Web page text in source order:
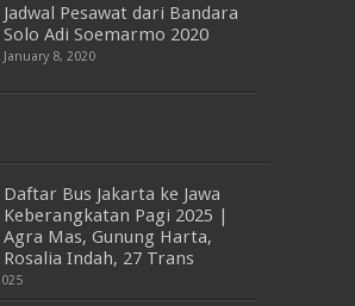
Jadwal Pesawat dari Bandara
Solo Adi Soemarmo 2020
January 8, 2020
Daftar Bus Jakarta ke Jawa
Keberangkatan Pagi 2025 |
Agra Mas, Gunung Harta,
Rosalia Indah, 27 Trans